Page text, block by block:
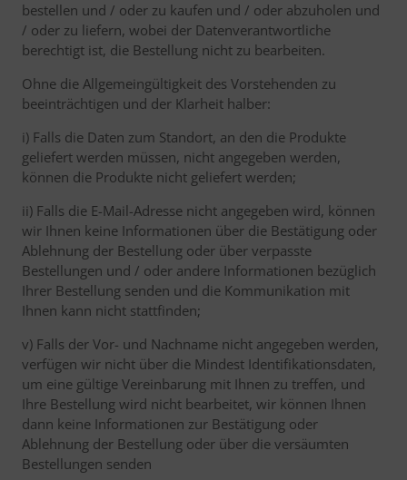
bestellen und / oder zu kaufen und / oder abzuholen und
/ oder zu liefern, wobei der Datenverantwortliche
berechtigt ist, die Bestellung nicht zu bearbeiten.
Ohne die Allgemeingültigkeit des Vorstehenden zu
beeinträchtigen und der Klarheit halber:
i) Falls die Daten zum Standort, an den die Produkte
geliefert werden müssen, nicht angegeben werden,
können die Produkte nicht geliefert werden;
ii) Falls die E-Mail-Adresse nicht angegeben wird, können
wir Ihnen keine Informationen über die Bestätigung oder
Ablehnung der Bestellung oder über verpasste
Bestellungen und / oder andere Informationen bezüglich
Ihrer Bestellung senden und die Kommunikation mit
Ihnen kann nicht stattfinden;
v) Falls der Vor- und Nachname nicht angegeben werden,
verfügen wir nicht über die Mindest Identifikationsdaten,
um eine gültige Vereinbarung mit Ihnen zu treffen, und
Ihre Bestellung wird nicht bearbeitet, wir können Ihnen
dann keine Informationen zur Bestätigung oder
Ablehnung der Bestellung oder über die versäumten
Bestellungen senden